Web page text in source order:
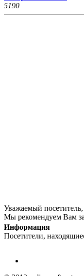
5190
Уважаемый
Мы рекомендуем Вам
Информация
Посетители,